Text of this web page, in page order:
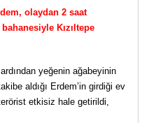
olaydan 2 saat
Kızıltepe
yeğenin ağabeyinin
aldığı Erdem’in girdiği ev
etkisiz hale getirildi,